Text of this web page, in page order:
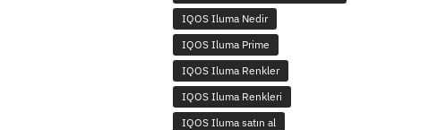
IQOS Iluma Nedir
IQOS Iluma Prime
IQOS Iluma Renkler
IQOS Iluma Renkleri
IQOS Iluma satın al